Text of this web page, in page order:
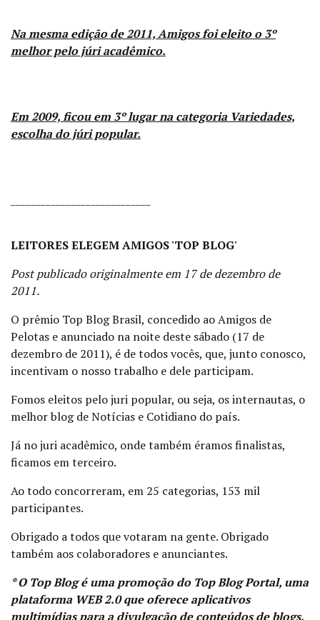
Na mesma edição de 2011, Amigos foi eleito o 3º
melhor pelo júri acadêmico.
Em 2009, ficou em 3º lugar na categoria Variedades,
escolha do júri popular.
LEITORES ELEGEM AMIGOS 'TOP BLOG'
Post publicado originalmente em 17 de dezembro de
2011.
O prêmio Top Blog Brasil, concedido ao Amigos de
Pelotas e anunciado na noite deste sábado (17 de
dezembro de 2011), é de todos vocês, que, junto conosco,
incentivam o nosso trabalho e dele participam.
Fomos eleitos pelo juri popular, ou seja, os internautas, o
melhor blog de Notícias e Cotidiano do país.
Já no juri acadêmico, onde também éramos finalistas,
ficamos em terceiro.
Ao todo concorreram, em 25 categorias, 153 mil
participantes.
Obrigado a todos que votaram na gente. Obrigado
também aos colaboradores e anunciantes.
* O Top Blog é uma promoção do Top Blog Portal, uma
plataforma WEB 2.0 que oferece aplicativos
multimídias para a divulgação de conteúdos de blogs.